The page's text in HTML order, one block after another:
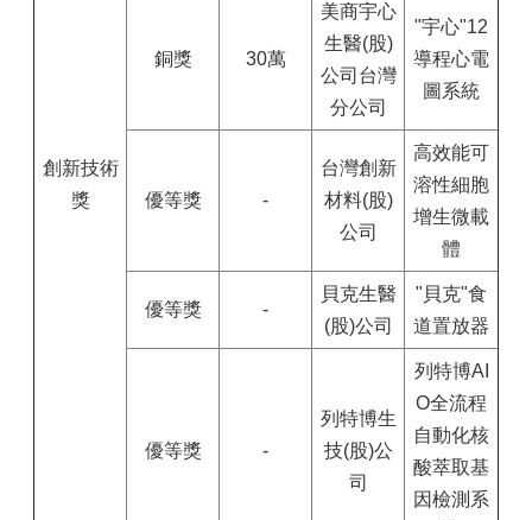
創新技術
獎
銅獎 30萬
美商宇心
生醫(股)
公司台灣
分公司
"宇心"12
導程心電
圖系統
優等獎 -
台灣創新
材料(股)
公司
高效能可
溶性細胞
增生微載
體
優等獎 -
貝克生醫
(股)公司
"貝克"食
道置放器
優等獎 -
列特博生
技(股)公
司
列特博AI
O全流程
自動化核
酸萃取基
因檢測系